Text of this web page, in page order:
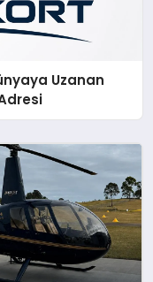
Uzanan